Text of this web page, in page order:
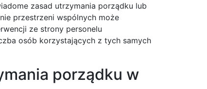
zasad utrzymania porządku lub
przestrzeni wspólnych może
ze strony personelu
osób korzystających z tych samych
porządku w